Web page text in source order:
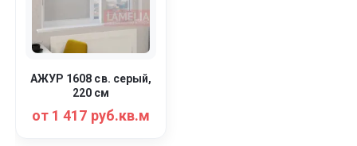
АЖУР 1608 св. серый,
220 см
от 1 417 руб.кв.м